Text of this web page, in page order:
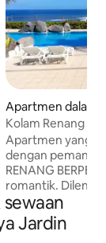
4.91 daripada
Apartmen dalam
la Cruz
Kolam Renang
Pemandangan
Apartmen yang
dengan
RENANG
romantik.
kemudahan:
stereo, TV 43",
Teres
Jardin